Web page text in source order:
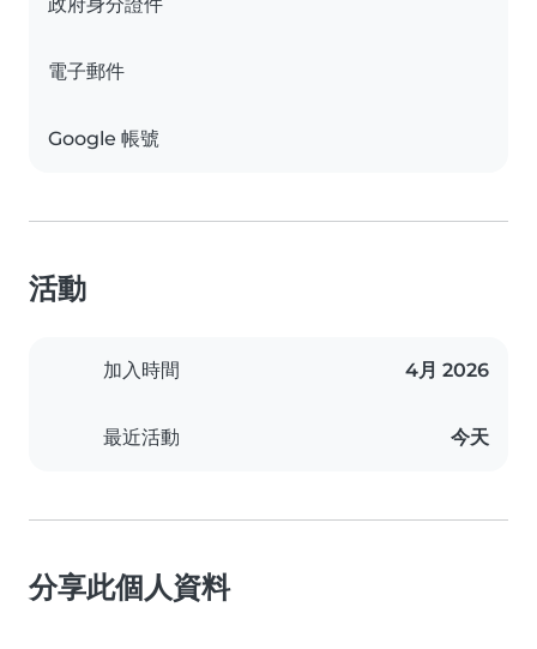
電子郵件
Google 帳號
活動
加入時間 4月 2026
最近活動 今天
分享此個人資料